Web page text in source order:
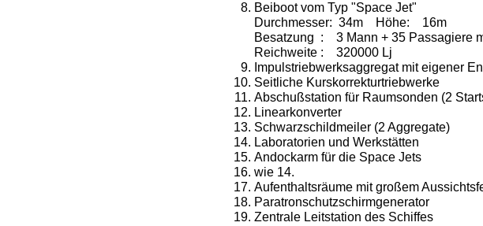
Beiboot vom Typ "Space Jet"
Durchmesser: 34m Höhe: 16m
Besatzung : 3 Mann + 35 Passagiere
Reichweite : 320000 Lj
Impulstriebwerksaggregat mit eigener
Seitliche Kurskorrekturtriebwerke
Abschußstation für Raumsonden (2
Linearkonverter
Schwarzschildmeiler (2 Aggregate)
Laboratorien und Werkstätten
Andockarm für die Space Jets
wie 14.
Aufenthaltsräume mit großem
Paratronschutzschirmgenerator
Zentrale Leitstation des Schiffes